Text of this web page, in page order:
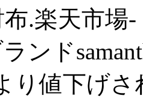
.楽天市場
ンド
り値下げ